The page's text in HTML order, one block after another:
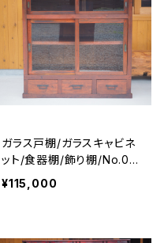
ガラス戸棚/ガラスキャビネ
ット/食器棚/飾り棚/No.02
22
¥115,000